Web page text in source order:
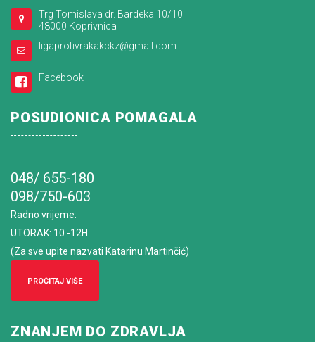
Trg Tomislava dr. Bardeka 10/10
48000 Koprivnica
ligaprotivrakakckz@gmail.com
Facebook
POSUDIONICA POMAGALA
048/ 655-180
098/750-603
Radno vrijeme:
UTORAK: 10 -12H
(Za sve upite nazvati Katarinu Martinčić)
PROČITAJ VIŠE
ZNANJEM DO ZDRAVLJA